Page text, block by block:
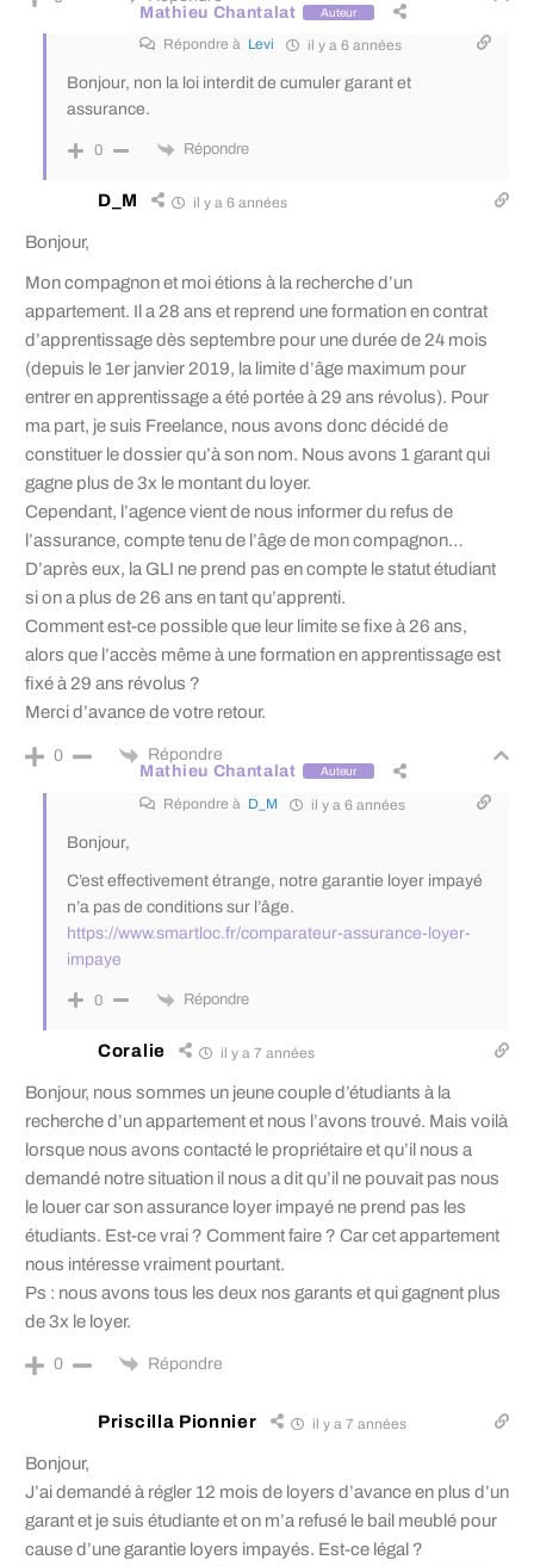
Mathieu Chantalat
Auteur
Répondre à Levi il y a 6 années
Bonjour, non la loi interdit de cumuler garant et
assurance.
0 Répondre
D_M il y a 6 années
Bonjour,
Mon compagnon et moi étions à la recherche d’un
appartement. Il a 28 ans et reprend une formation en contrat
d’apprentissage dès septembre pour une durée de 24 mois
(depuis le 1er janvier 2019, la limite d’âge maximum pour
entrer en apprentissage a été portée à 29 ans révolus). Pour
ma part, je suis Freelance, nous avons donc décidé de
constituer le dossier qu’à son nom. Nous avons 1 garant qui
gagne plus de 3x le montant du loyer.
Cependant, l’agence vient de nous informer du refus de
l’assurance, compte tenu de l’âge de mon compagnon…
D’après eux, la GLI ne prend pas en compte le statut étudiant
si on a plus de 26 ans en tant qu’apprenti.
Comment est-ce possible que leur limite se fixe à 26 ans,
alors que l’accès même à une formation en apprentissage est
fixé à 29 ans révolus ?
Merci d’avance de votre retour.
0
Répondre
Mathieu Chantalat
Auteur
Répondre à D_M il y a 6 années
Bonjour,
C’est effectivement étrange, notre garantie loyer impayé
n’a pas de conditions sur l’âge.
https://www.smartloc.fr/comparateur-assurance-loyer-
impaye
0 Répondre
Coralie il y a 7 années
Bonjour, nous sommes un jeune couple d’étudiants à la
recherche d’un appartement et nous l’avons trouvé. Mais voilà
lorsque nous avons contacté le propriétaire et qu’il nous a
demandé notre situation il nous a dit qu’il ne pouvait pas nous
le louer car son assurance loyer impayé ne prend pas les
étudiants. Est-ce vrai ? Comment faire ? Car cet appartement
nous intéresse vraiment pourtant.
Ps : nous avons tous les deux nos garants et qui gagnent plus
de 3x le loyer.
0 Répondre
Priscilla Pionnier il y a 7 années
Bonjour,
J’ai demandé à régler 12 mois de loyers d’avance en plus d’un
garant et je suis étudiante et on m’a refusé le bail meublé pour
cause d’une garantie loyers impayés. Est-ce légal ?